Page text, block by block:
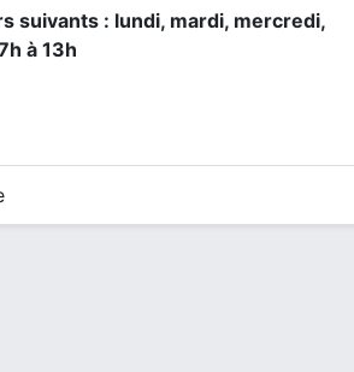
suivants : lundi, mardi, mercredi,
à 13h